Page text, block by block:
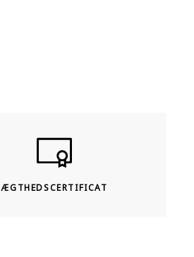
ÆGTHEDSCERTIFICAT